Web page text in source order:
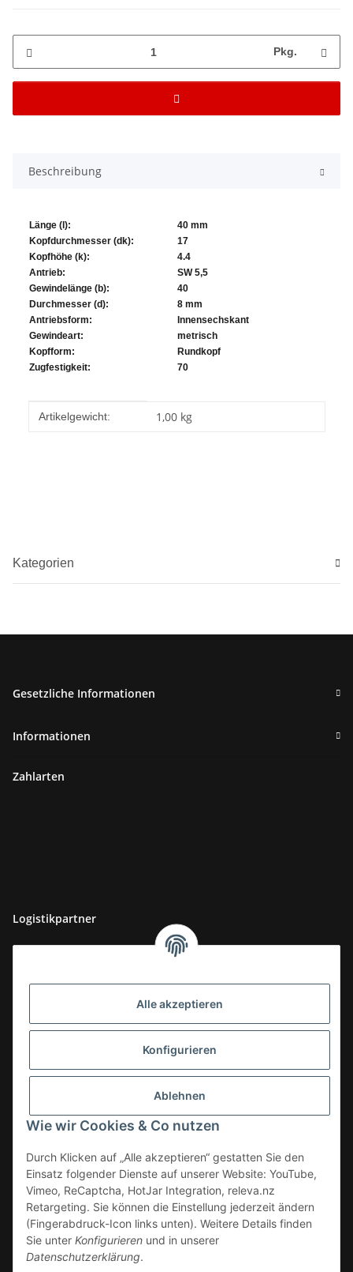
Alle akzeptieren
Konfigurieren
Ablehnen
Wie wir Cookies & Co nutzen
Durch Klicken auf „Alle akzeptieren“ gestatten Sie den
Einsatz folgender Dienste auf unserer Website: YouTube,
Vimeo, ReCaptcha, HotJar Integration, releva.nz
Retargeting. Sie können die Einstellung jederzeit ändern
(Fingerabdruck-Icon links unten). Weitere Details finden
Sie unter Konfigurieren und in unserer
Datenschutzerklärung.
Pkg.
Beschreibung
Länge (l):
40 mm
Kopfdurchmesser (dk):
17
Kopfhöhe (k):
4.4
Antrieb:
SW 5,5
Gewindelänge (b):
40
Durchmesser (d):
8 mm
Antriebsform:
Innensechskant
Gewindeart:
metrisch
Kopfform:
Rundkopf
Zugfestigkeit:
70
Produkteigenschaft
Wert
Artikelgewicht: 1,00 kg
Kategorien
Gesetzliche Informationen
Informationen
Zahlarten
Logistikpartner
Vertrag widerrufen
* Alle Preise zzgl. gesetzlicher USt., zzgl.